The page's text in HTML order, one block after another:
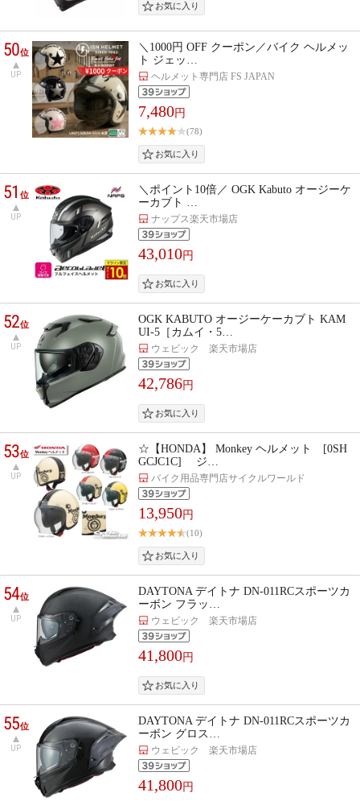
50位
UP
＼1000円 OFF クーポン／バイク ヘルメッ
ト ジェッ…
ヘルメット専門店 FS JAPAN
7,480円
(78)
51位
UP
＼ポイント10倍／ OGK Kabuto オージーケ
ーカブト …
ナップス楽天市場店
43,010円
52位
UP
OGK KABUTO オージーケーカブト KAM
UI-5［カムイ・5…
ウェビック 楽天市場店
42,786円
53位
UP
☆【HONDA】 Monkey ヘルメット [0SH
GCJC1C] ジ…
バイク用品専門店サイクルワールド
13,950円
(10)
54位
UP
DAYTONA デイトナ DN-011RCスポーツカ
ーボン フラッ…
ウェビック 楽天市場店
41,800円
55位
UP
DAYTONA デイトナ DN-011RCスポーツカ
ーボン グロス…
ウェビック 楽天市場店
41,800円